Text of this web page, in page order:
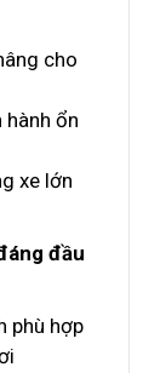
cho
hành ổn
xe lớn
đầu
phù hợp